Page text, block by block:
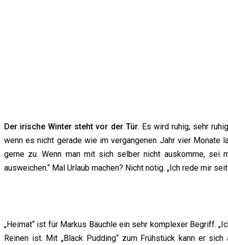
Der irische Winter steht vor der Tür. Es wird ruhig, sehr
wenn es nicht gerade wie im vergangenen Jahr vier Monate
gerne zu. Wenn man mit sich selber nicht auskomme, sei
ausweichen.“ Mal Urlaub machen? Nicht nötig. „Ich rede mir
„Heimat“ ist für Markus Bäuchle ein sehr komplexer Begriff.
Reinen ist. Mit „Black Pudding“ zum Frühstück kann er